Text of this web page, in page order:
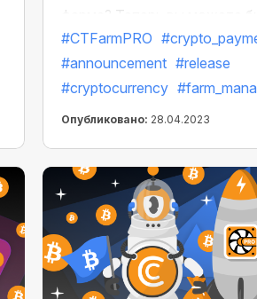
ферме? Теперь вы можете
легко делать покупки в веб-
фермы и выбирать для
четыре новых популярных
криптовалюты.
#CTFarmPRO
#announcement #release
#cryptocurrency
Опубликовано: 28.04.2023